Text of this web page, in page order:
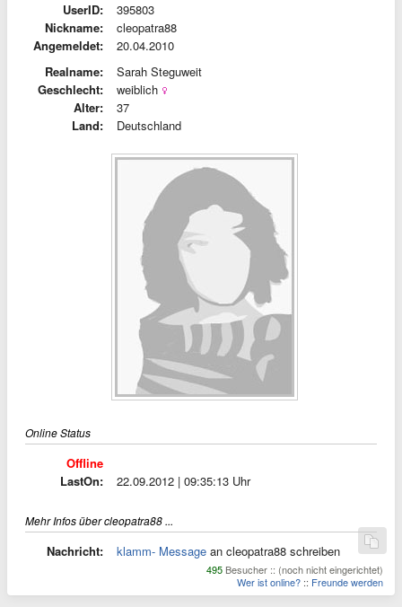
UserID:
395803
Nickname:
cleopatra88
Angemeldet:
20.04.2010
Realname:
Sarah Steguweit
Geschlecht:
weiblich
Alter:
37
Land:
Deutschland
Online Status
Offline
LastOn:
22.09.2012 | 09:35:13 Uhr
Mehr Infos über cleopatra88 ...
Nachricht: klamm- Message an cleopatra88 schreiben
495 Besucher :: (noch nicht eingerichtet)
Wer ist online? :: Freunde werden